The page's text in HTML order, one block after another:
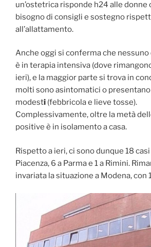
un’ostetrica risponde h24 alle donne
bisogno di consigli e sostegno
all’allattamento.
Anche oggi si conferma che
è in terapia intensiva (dove
ieri), e la maggior parte si trova in
molti sono asintomatici o
modesti (febbricola e lieve tosse).
Complessivamente, oltre la metà
positive è in isolamento a casa.
Rispetto a ieri, ci sono dunque 18 casi
Piacenza, 6 a Parma e 1 a Rimini.
invariata la situazione a Modena, con